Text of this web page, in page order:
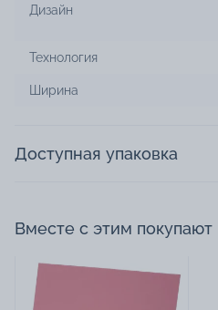
Дизайн
Технология
Ширина
Доступная упаковка
Вместе с этим покупают